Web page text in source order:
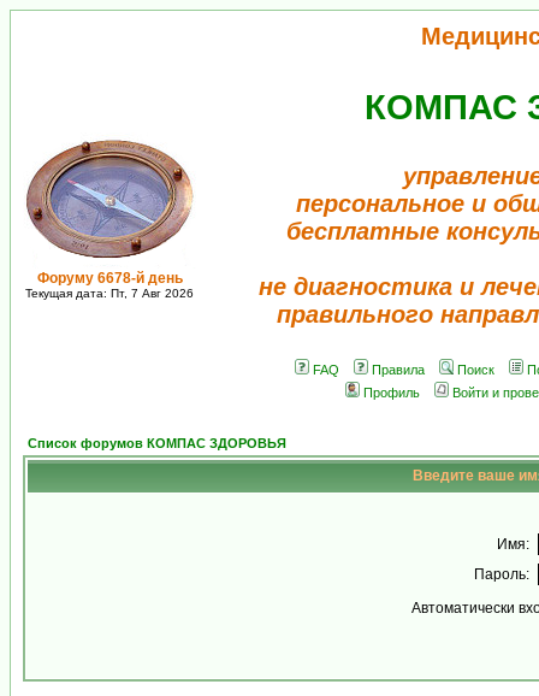
Форуму 6678-й день
Текущая дата: Пт, 7 Авг 2026
КОМПАС
персональное и
бесплатные
не диагностика и
правильного
FAQ Правила Поиск
Профиль
Войти и
Список форумов КОМПАС ЗДОРОВЬЯ
Введите ваше
Имя:
Пароль:
Автоматически